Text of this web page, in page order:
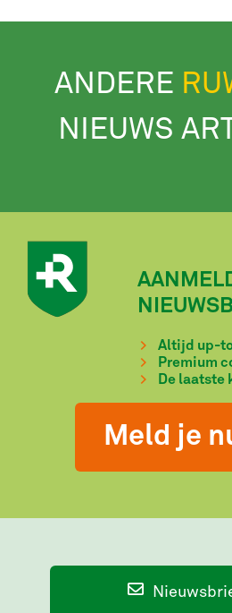
ANDERE
NIEUWS
Altijd up-
Premium
De laatste
Meld je